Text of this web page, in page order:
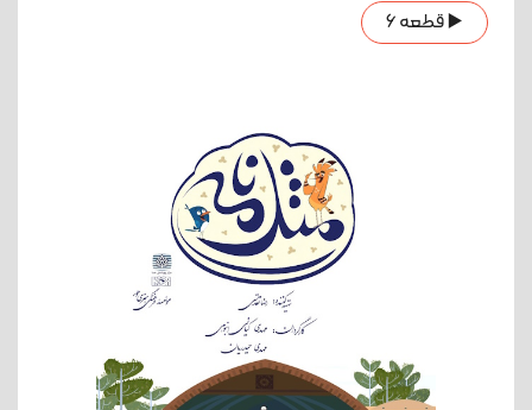
▶️ قطعه 6